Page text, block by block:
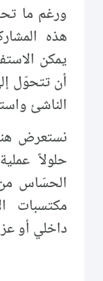
ورغم ما
هذه
يمكن
أن تتحوّل
الناشئ
نستعرض
حلولاً
الحسّاس
مكتسبات
داخلي أو